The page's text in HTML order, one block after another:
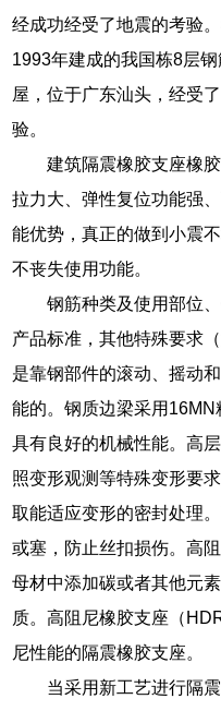
经成功经受了地震的考验
1993年建成的我国栋8层
屋，位于广东汕头，经受
验。
建筑隔震橡胶支座橡
拉力大、弹性复位功能强
能优势，真正的做到小震
不丧失使用功能。
钢筋种类及使用部位
产品标准，其他特殊要求
是靠钢部件的滚动、摇动
能的。钢质边梁采用
具有良好的机械性能。高
照变形观测等特殊变形要
取能适应变形的密封处理
或塞，防止丝扣损伤。高
母材中添加碳或者其他元
质。高阻尼橡胶支座（
尼性能的隔震橡胶支座。
当采用新工艺进行隔